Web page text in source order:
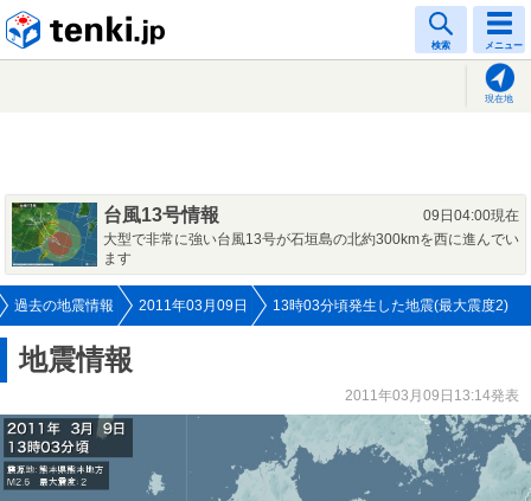
検索 メニュー
現在地
台風13号情報
09日04:00現在
大型で非常に強い台風13号が石垣島の北約300kmを西に進んでい
ます
過去の地震情報 2011年03月09日 13時03分頃発生した地震(最大震度2)
地震情報
2011年03月09日13:14発表